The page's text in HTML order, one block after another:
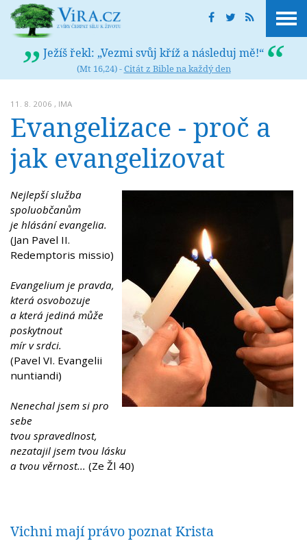
Ježíš řekl: „Vezmi svůj kříž a následuj mě!“
(Mt 16,24) -Citát z Bible na každý den
11. 8. 2006 , IMA
Evangelizace - proč a
jak evangelizovat
Nejlepší služba
spoluobčanům
je hlásání evangelia.
(Jan Pavel II.
Redemptoris missio)
Evangelium je pravda,
která osvobozuje
a která jediná může
poskytnout
mír v srdci.
(Pavel VI. Evangelii
nuntiandi)
Nenechal jsem si pro
sebe
tvou spravedlnost,
nezatajil jsem tvou lásku
a tvou věrnost... (Ze Žl 40)
Vichni mají právo poznat Krista